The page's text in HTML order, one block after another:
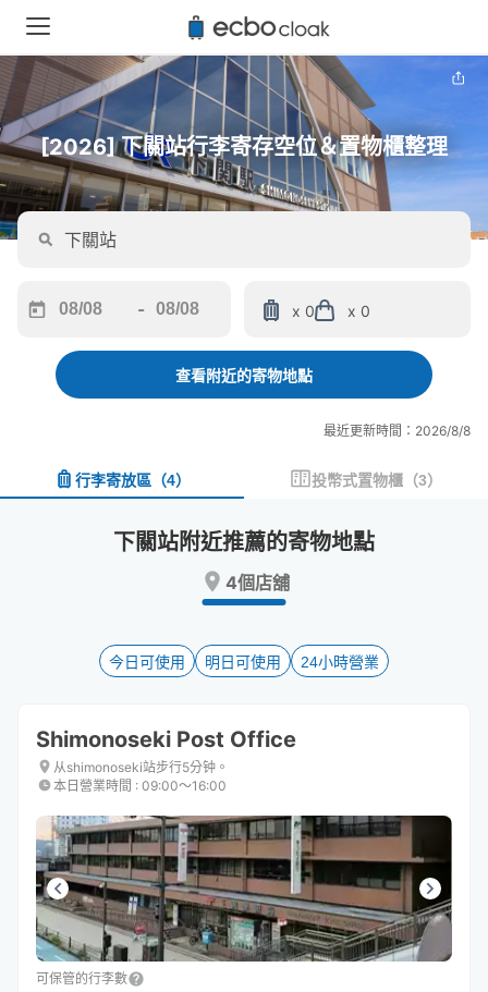
[2026] 下關站行李寄存空位＆置物櫃整理
forward
interact
and
the
keyboard
shortcuts
for
changing
dates.
-
backward
interact
and
a
date.
key
to
the
keyboard
shortcuts
for
changing
dates.
x 0 x 0
查看附近的寄物地點
最近更新時間：2026/8/8
行李寄放區 （4） 投幣式置物櫃 （3）
下關站附近推薦的寄物地點
4個店舖
今日可使用 明日可使用 24小時營業
Shimonoseki Post Office
从shimonoseki站步行5分钟。
本日營業時間 : 09:00〜16:00
可保管的行李數